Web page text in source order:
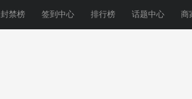
封禁榜 签到中心 排行榜 话题中心 商